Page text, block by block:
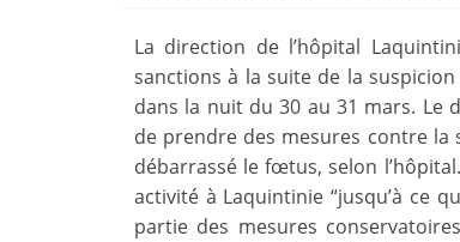
La direction de l’hôpital
sanctions à la suite de la
dans la nuit du 30 au 31 mars. Le
de prendre des mesures contre la
débarrassé le fœtus, selon
activité à Laquintinie “jusqu’à ce
partie des mesures